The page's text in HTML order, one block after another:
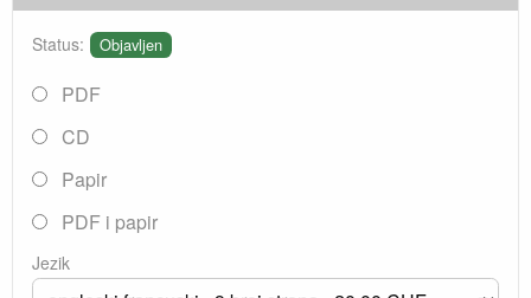
Status: Objavljen
PDF
CD
Papir
PDF i papir
Jezik